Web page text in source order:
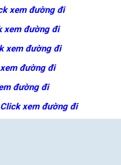
xem đường đi
xem đường đi
xem đường đi
đường đi
đường đi
Click xem đường đi